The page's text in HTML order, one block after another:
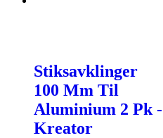
Stiksavklinger
100 Mm Til
Aluminium 2 Pk -
Kreator